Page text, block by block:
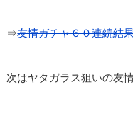
⇒友情ガチャ６０連続結
次はヤタガラス狙いの友